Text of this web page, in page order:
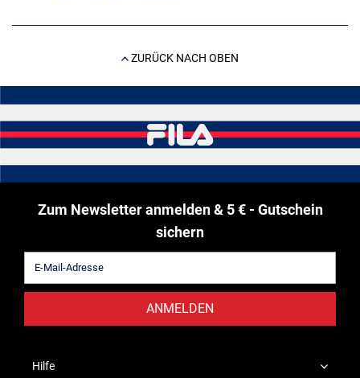
ZURÜCK NACH OBEN
Zum Newsletter anmelden & 5 € - Gutschein
sichern
ANMELDEN
Hilfe